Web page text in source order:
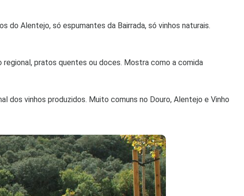
do Alentejo, só espumantes da Bairrada, só vinhos naturais.
pratos quentes ou doces. Mostra como a comida
dos vinhos produzidos. Muito comuns no Douro, Alentejo e Vinho